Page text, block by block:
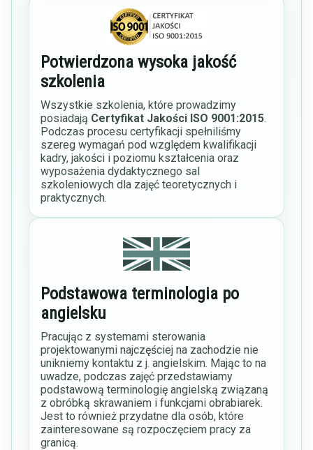
Potwierdzona wysoka jakość
szkolenia
Wszystkie szkolenia, które prowadzimy
posiadają Certyfikat Jakości ISO 9001:2015.
Podczas procesu certyfikacji spełniliśmy
szereg wymagań pod względem kwalifikacji
kadry, jakości i poziomu kształcenia oraz
wyposażenia dydaktycznego sal
szkoleniowych dla zajęć teoretycznych i
praktycznych.
Podstawowa terminologia po
angielsku
Pracując z systemami sterowania
projektowanymi najczęściej na zachodzie nie
unikniemy kontaktu z j. angielskim. Mając to na
uwadze, podczas zajęć przedstawiamy
podstawową terminologię angielską związaną
z obróbką skrawaniem i funkcjami obrabiarek.
Jest to również przydatne dla osób, które
zainteresowane są rozpoczęciem pracy za
granicą.